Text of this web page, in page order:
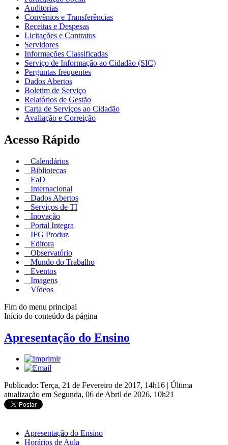
Auditorias
Convênios e Transferências
Receitas e Despesas
Licitações e Contratos
Servidores
Informações Classificadas
Serviço de Informação ao Cidadão (SIC)
Perguntas frequentes
Dados Abertos
Boletim de Serviço
Relatórios de Gestão
Carta de Serviços ao Cidadão
Avaliação e Correição
Acesso Rápido
Calendários
Bibliotecas
EaD
Internacional
Dados Abertos
Serviços de TI
Inovação
Portal Integra
IFG Produz
Editora
Observatório
Mundo do Trabalho
Eventos
Imagens
Vídeos
Fim do menu principal
Início do conteúdo da página
Apresentação do Ensino
Publicado: Terça, 21 de Fevereiro de 2017, 14h16 | Última
atualização em Segunda, 06 de Abril de 2026, 10h21
Apresentação do Ensino
Horários de Aula